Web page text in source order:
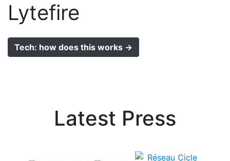
Lytefire
Tech: how does this works →
Latest Press